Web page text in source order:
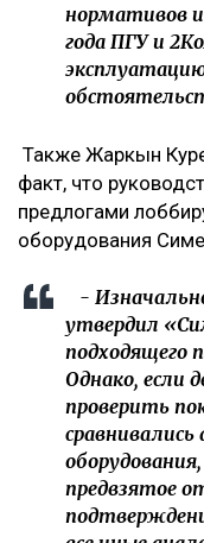
нормативов
года ПГУ и
Также Жаркын
факт, что
предлогами
оборудования
-
утвердил
подходящего
Однако, если
проверить
предвзятое